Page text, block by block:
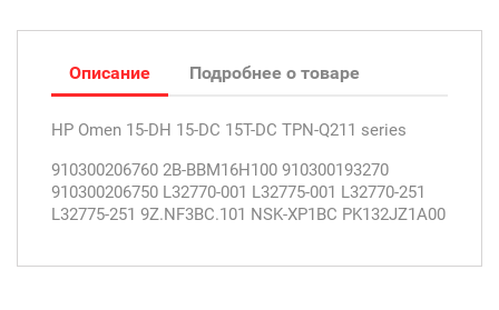
Описание Подробнее о товаре
HP Omen 15-DH 15-DC 15T-DC TPN-Q211 series
910300206760 2B-BBM16H100 910300193270
910300206750 L32770-001 L32775-001 L32770-251
L32775-251 9Z.NF3BC.101 NSK-XP1BC PK132JZ1A00